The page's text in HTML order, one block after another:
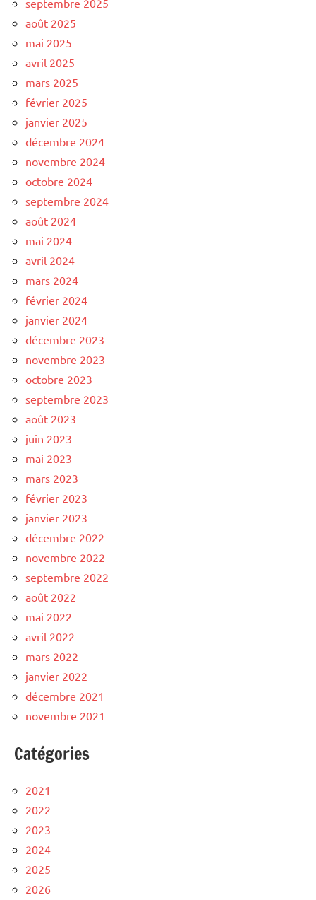
août 2025
mai 2025
avril 2025
mars 2025
février 2025
janvier 2025
décembre 2024
novembre 2024
octobre 2024
septembre 2024
août 2024
mai 2024
avril 2024
mars 2024
février 2024
janvier 2024
décembre 2023
novembre 2023
octobre 2023
septembre 2023
août 2023
juin 2023
mai 2023
mars 2023
février 2023
janvier 2023
décembre 2022
novembre 2022
septembre 2022
août 2022
mai 2022
avril 2022
mars 2022
janvier 2022
décembre 2021
novembre 2021
Catégories
2021
2022
2023
2024
2025
2026